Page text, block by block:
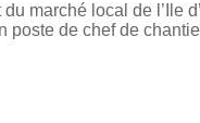
marché local de l’Ile
poste de chef de